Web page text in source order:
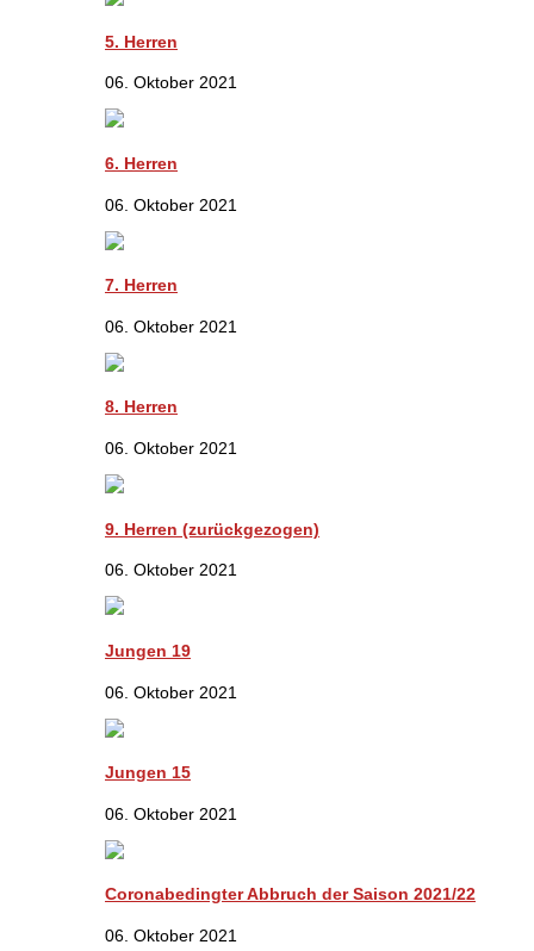
5. Herren
06. Oktober 2021
6. Herren
06. Oktober 2021
7. Herren
06. Oktober 2021
8. Herren
06. Oktober 2021
9. Herren (zurückgezogen)
06. Oktober 2021
Jungen 19
06. Oktober 2021
Jungen 15
06. Oktober 2021
Coronabedingter Abbruch der Saison 2021/22
06. Oktober 2021